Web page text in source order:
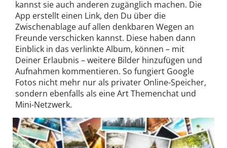
kannst sie auch anderen zugänglich machen. Die
App erstellt einen Link, den Du über die
Zwischenablage auf allen denkbaren Wegen an
Freunde verschicken kannst. Diese haben dann
Einblick in das verlinkte Album, können – mit
Deiner Erlaubnis – weitere Bilder hinzufügen und
Aufnahmen kommentieren. So fungiert Google
Fotos nicht mehr nur als privater Online-Speicher,
sondern ebenfalls als eine Art Themenchat und
Mini-Netzwerk.